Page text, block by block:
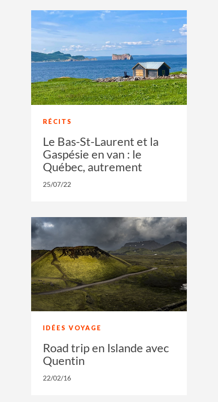
RÉCITS
Le Bas-St-Laurent et la
Gaspésie en van : le
Québec, autrement
25/07/22
IDÉES VOYAGE
Road trip en Islande avec
Quentin
22/02/16